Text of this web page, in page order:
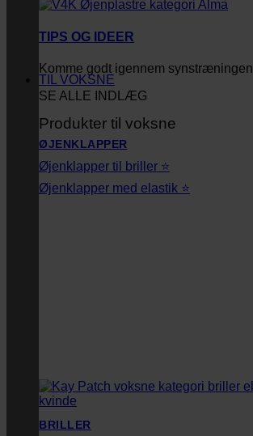
TIPS OG IDEER
Komme godt igennem synstræningen
SE ALLE INDLÆG
TIL VOKSNE
Produkter til voksne
ØJENKLAPPER
Øjenklapper til briller ⭐
Øjenklapper med elastik ⭐
BRILLER